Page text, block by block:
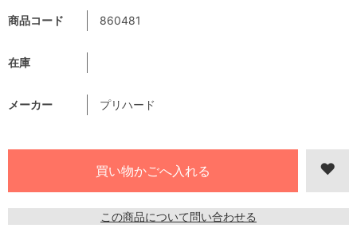
商品コード 860481
在庫
メーカー プリハード
この商品について問い合わせる